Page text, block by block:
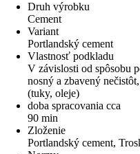
Druh výrobku
Cement
Variant
Portlandský cement
Vlastnosť podkladu
V závislosti od spôsobu
nosný a zbavený
(tuky, oleje)
doba spracovania cca
90 min
Zloženie
Portlandský cement,